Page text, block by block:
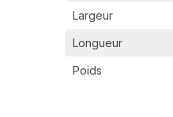
Largeur
Longueur
Poids